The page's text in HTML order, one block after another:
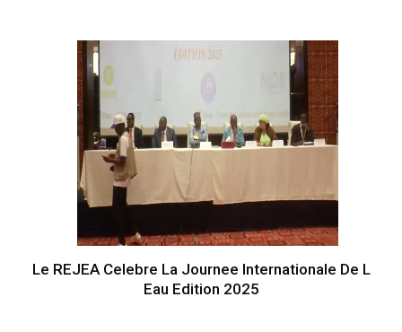
Le REJEA Celebre La Journee Internationale De L
Eau Edition 2025